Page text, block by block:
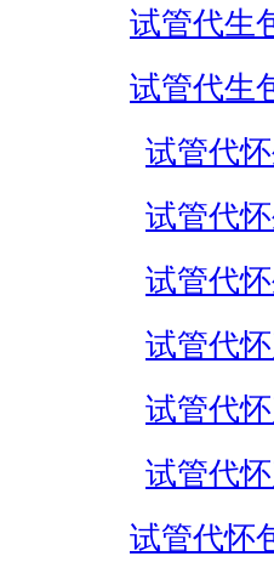
试管代生
试管代生
试管代
试管代
试管代
试管代
试管代
试管代
试管代怀